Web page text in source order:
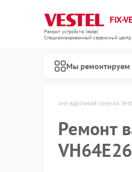
FIX-
Ремонт устройств Vestel
Специализированный cервисный центр
Мы ремонтируем
Ремонт варочной панели
Ремонт